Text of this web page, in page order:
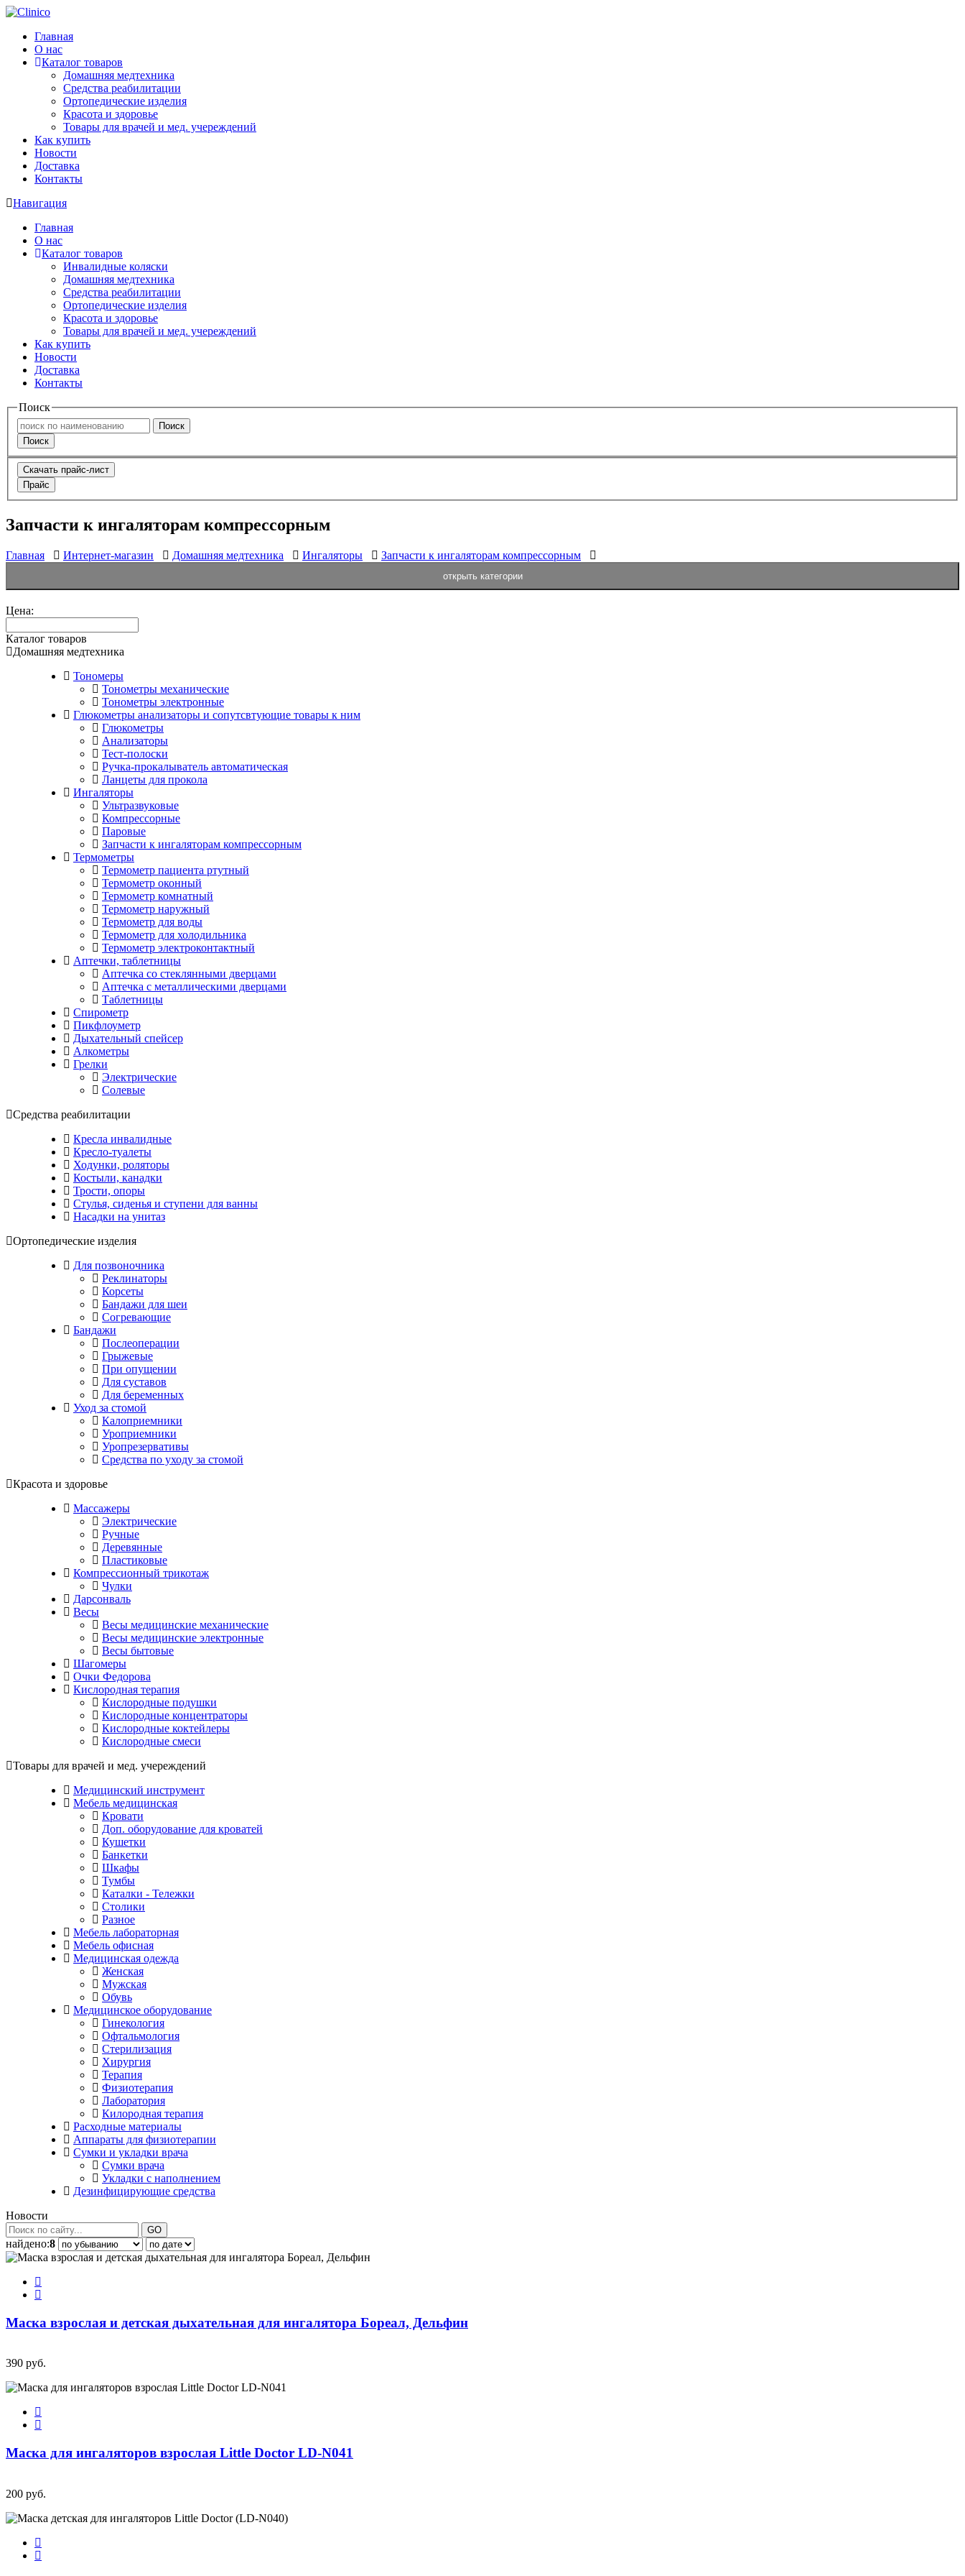
Главная
О нас
Каталог товаров
Домашняя медтехника
Средства реабилитации
Ортопедические изделия
Красота и здоровье
Товары для врачей и мед. учереждений
Как купить
Новости
Доставка
Контакты
Навигация
Главная
О нас
Каталог товаров
Инвалидные коляски
Домашняя медтехника
Средства реабилитации
Ортопедические изделия
Красота и здоровье
Товары для врачей и мед. учереждений
Как купить
Новости
Доставка
Контакты
Поиск
Поиск
Поиск
Скачать прайс-лист
Прайс
Запчасти к ингаляторам компрессорным
Главная Интернет-магазин Домашняя медтехника Ингаляторы Запчасти к ингаляторам компрессорным
открыть категории
Цена:
Каталог товаров
Домашняя медтехника
Тономеры
Тонометры механические
Тонометры электронные
Глюкометры анализаторы и сопутсвтующие товары к ним
Глюкометры
Анализаторы
Тест-полоски
Ручка-прокалыватель автоматическая
Ланцеты для прокола
Ингаляторы
Ультразвуковые
Компрессорные
Паровые
Запчасти к ингаляторам компрессорным
Термометры
Термометр пациента ртутный
Термометр оконный
Термометр комнатный
Термометр наружный
Термометр для воды
Термометр для холодильника
Термометр электроконтактный
Аптечки, таблетницы
Аптечка со стеклянными дверцами
Аптечка с металлическими дверцами
Таблетницы
Спирометр
Пикфлоуметр
Дыхательный спейсер
Алкометры
Грелки
Электрические
Солевые
Средства реабилитации
Кресла инвалидные
Кресло-туалеты
Ходунки, роляторы
Костыли, канадки
Трости, опоры
Стулья, сиденья и ступени для ванны
Насадки на унитаз
Ортопедические изделия
Для позвоночника
Реклинаторы
Корсеты
Бандажи для шеи
Согревающие
Бандажи
Послеоперации
Грыжевые
При опущении
Для суставов
Для беременных
Уход за стомой
Калоприемники
Уроприемники
Уропрезервативы
Средства по уходу за стомой
Красота и здоровье
Массажеры
Электрические
Ручные
Деревянные
Пластиковые
Компрессионный трикотаж
Чулки
Дарсонваль
Весы
Весы медицинские механические
Весы медицинские электронные
Весы бытовые
Шагомеры
Очки Федорова
Кислородная терапия
Кислородные подушки
Кислородные концентраторы
Кислородные коктейлеры
Кислородные смеси
Товары для врачей и мед. учереждений
Медицинский инструмент
Мебель медицинская
Кровати
Доп. оборудование для кроватей
Кушетки
Банкетки
Шкафы
Тумбы
Каталки - Тележки
Столики
Разное
Мебель лабораторная
Мебель офисная
Медицинская одежда
Женская
Мужская
Обувь
Медицинское оборудование
Гинекология
Офтальмология
Стерилизация
Хирургия
Терапия
Физиотерапия
Лаборатория
Килородная терапия
Расходные материалы
Аппараты для физиотерапии
Сумки и укладки врача
Сумки врача
Укладки с наполнением
Дезинфицирующие средства
Новости
GO
найдено:8
Маска взрослая и детская дыхательная для ингалятора Бореал, Дельфин
390 руб.
Маска для ингаляторов взрослая Little Doctor LD-N041
200 руб.